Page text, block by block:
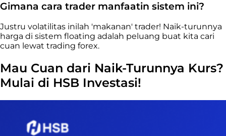
Gimana cara trader manfaatin sistem ini?
Justru volatilitas inilah 'makanan' trader! Naik-turunnya
harga di sistem floating adalah peluang buat kita cari
cuan lewat trading forex.
Mau Cuan dari Naik-Turunnya Kurs?
Mulai di HSB Investasi!